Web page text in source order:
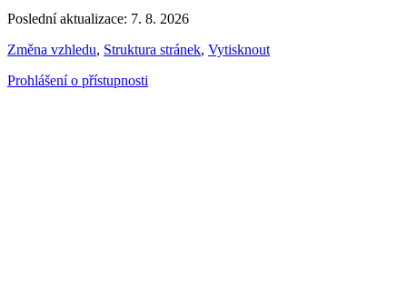
Poslední aktualizace: 7. 8. 2026
Změna vzhledu, Struktura stránek, Vytisknout
Prohlášení o přístupnosti